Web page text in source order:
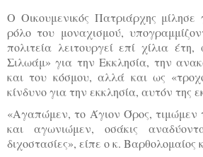
Ο Οικουμενικός Πατριάρχης
ρόλο του μοναχισμού,
πολιτεία λειτουργεί επί χίλια
Σιλωάμ» για την Εκκλησία, την
και του κόσμου, αλλά και ως
κίνδυνο για την εκκλησία, αυτόν της
«Αγαπώμεν, το Άγιον Όρος, τιμώμεν
και αγωνιώμεν, οσάκις
διχοστασίες», είπε ο κ. Βαρθολομαίος